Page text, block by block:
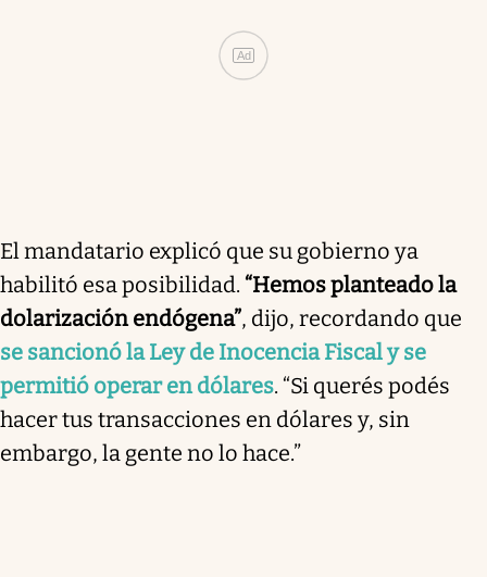
Ad
El mandatario explicó que su gobierno ya
habilitó esa posibilidad. “Hemos planteado la
dolarización endógena”, dijo, recordando que
se sancionó la Ley de Inocencia Fiscal y se
permitió operar en dólares. “Si querés podés
hacer tus transacciones en dólares y, sin
embargo, la gente no lo hace.”